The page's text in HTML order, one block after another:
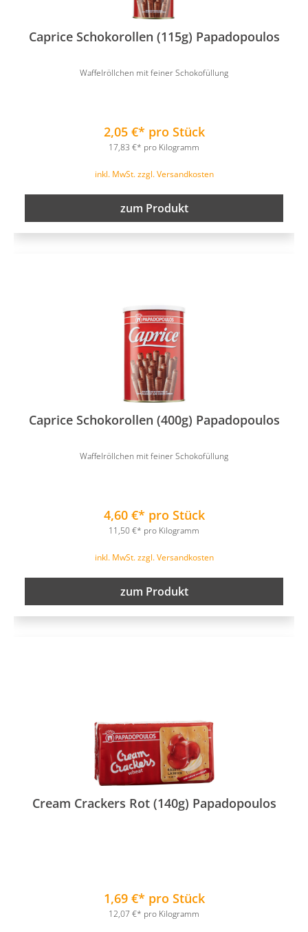
Caprice Schokorollen (115g) Papadopoulos
Waffelröllchen mit feiner Schokofüllung
2,05 €* pro Stück
17,83 €* pro Kilogramm
inkl. MwSt. zzgl. Versandkosten
zum Produkt
Caprice Schokorollen (400g) Papadopoulos
Waffelröllchen mit feiner Schokofüllung
4,60 €* pro Stück
11,50 €* pro Kilogramm
inkl. MwSt. zzgl. Versandkosten
zum Produkt
Cream Crackers Rot (140g) Papadopoulos
1,69 €* pro Stück
12,07 €* pro Kilogramm